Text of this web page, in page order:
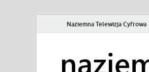
Naziemna Telewizja Cyfrowa